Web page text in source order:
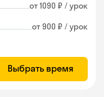
от 1090 ₽ / урок
от 900 ₽ / урок
Выбрать время